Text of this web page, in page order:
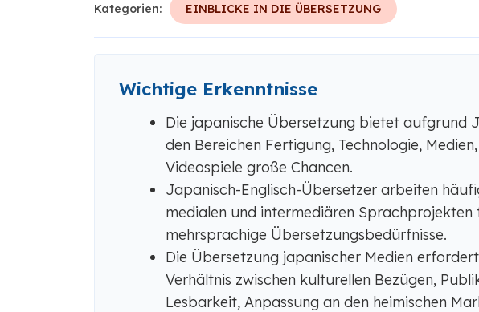
Kategorien: EINBLICKE IN DIE ÜBERSETZUNG
Wichtige Erkenntnisse
Die japanische Übersetzung bietet aufgrund
den Bereichen Fertigung, Technologie,
Videospiele große Chancen.
Japanisch-Englisch-Übersetzer arbeiten
medialen und intermediären Sprachprojekten
mehrsprachige Übersetzungsbedürfnisse.
Die Übersetzung japanischer Medien
Verhältnis zwischen kulturellen Bezügen,
Lesbarkeit, Anpassung an den heimischen